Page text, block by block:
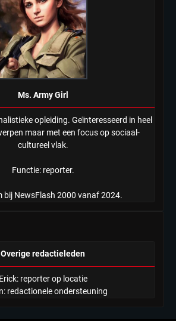
Ms. Army Girl
opleiding. Geïnteresseerd in heel
maar met een focus op sociaal-
cultureel vlak.
Functie: reporter.
bij NewsFlash 2000 vanaf 2024.
Overige redactieleden
Erick: reporter op locatie
redactionele ondersteuning